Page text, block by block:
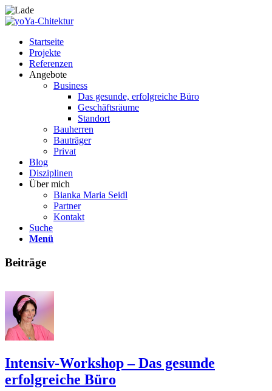
Startseite
Projekte
Referenzen
Angebote
Business
Das gesunde, erfolgreiche Büro
Geschäftsräume
Standort
Bauherren
Bauträger
Privat
Blog
Disziplinen
Über mich
Bianka Maria Seidl
Partner
Kontakt
Suche
Menü
Beiträge
Intensiv-Workshop – Das gesunde
erfolgreiche Büro